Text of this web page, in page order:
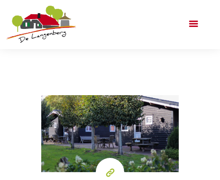
ACCOMMODATIES
ARRANGEMENTEN
PRIJZEN
CONTACT 6
personen